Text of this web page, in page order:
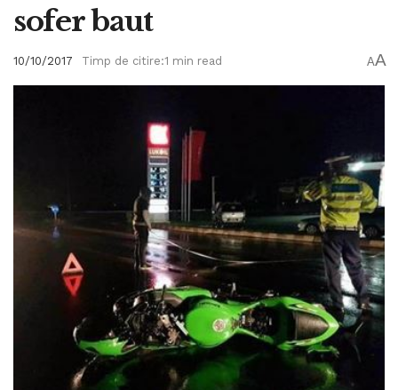
sofer baut
10/10/2017 Timp de citire:1 min read AA